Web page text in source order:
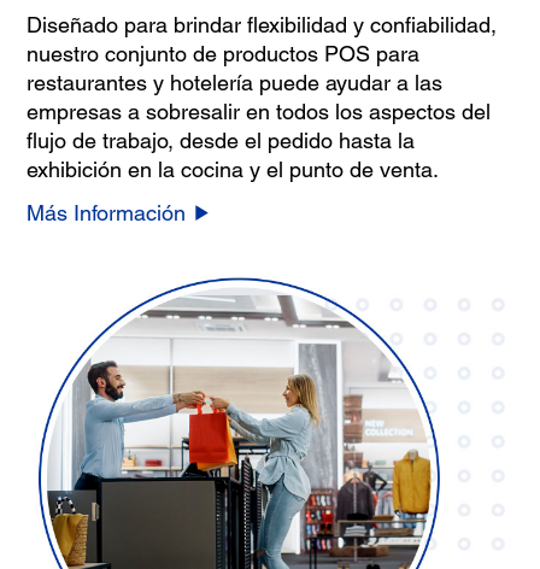
Diseñado para brindar flexibilidad y confiabilidad,
nuestro conjunto de productos POS para
restaurantes y hotelería puede ayudar a las
empresas a sobresalir en todos los aspectos del
flujo de trabajo, desde el pedido hasta la
exhibición en la cocina y el punto de venta.
Más Información